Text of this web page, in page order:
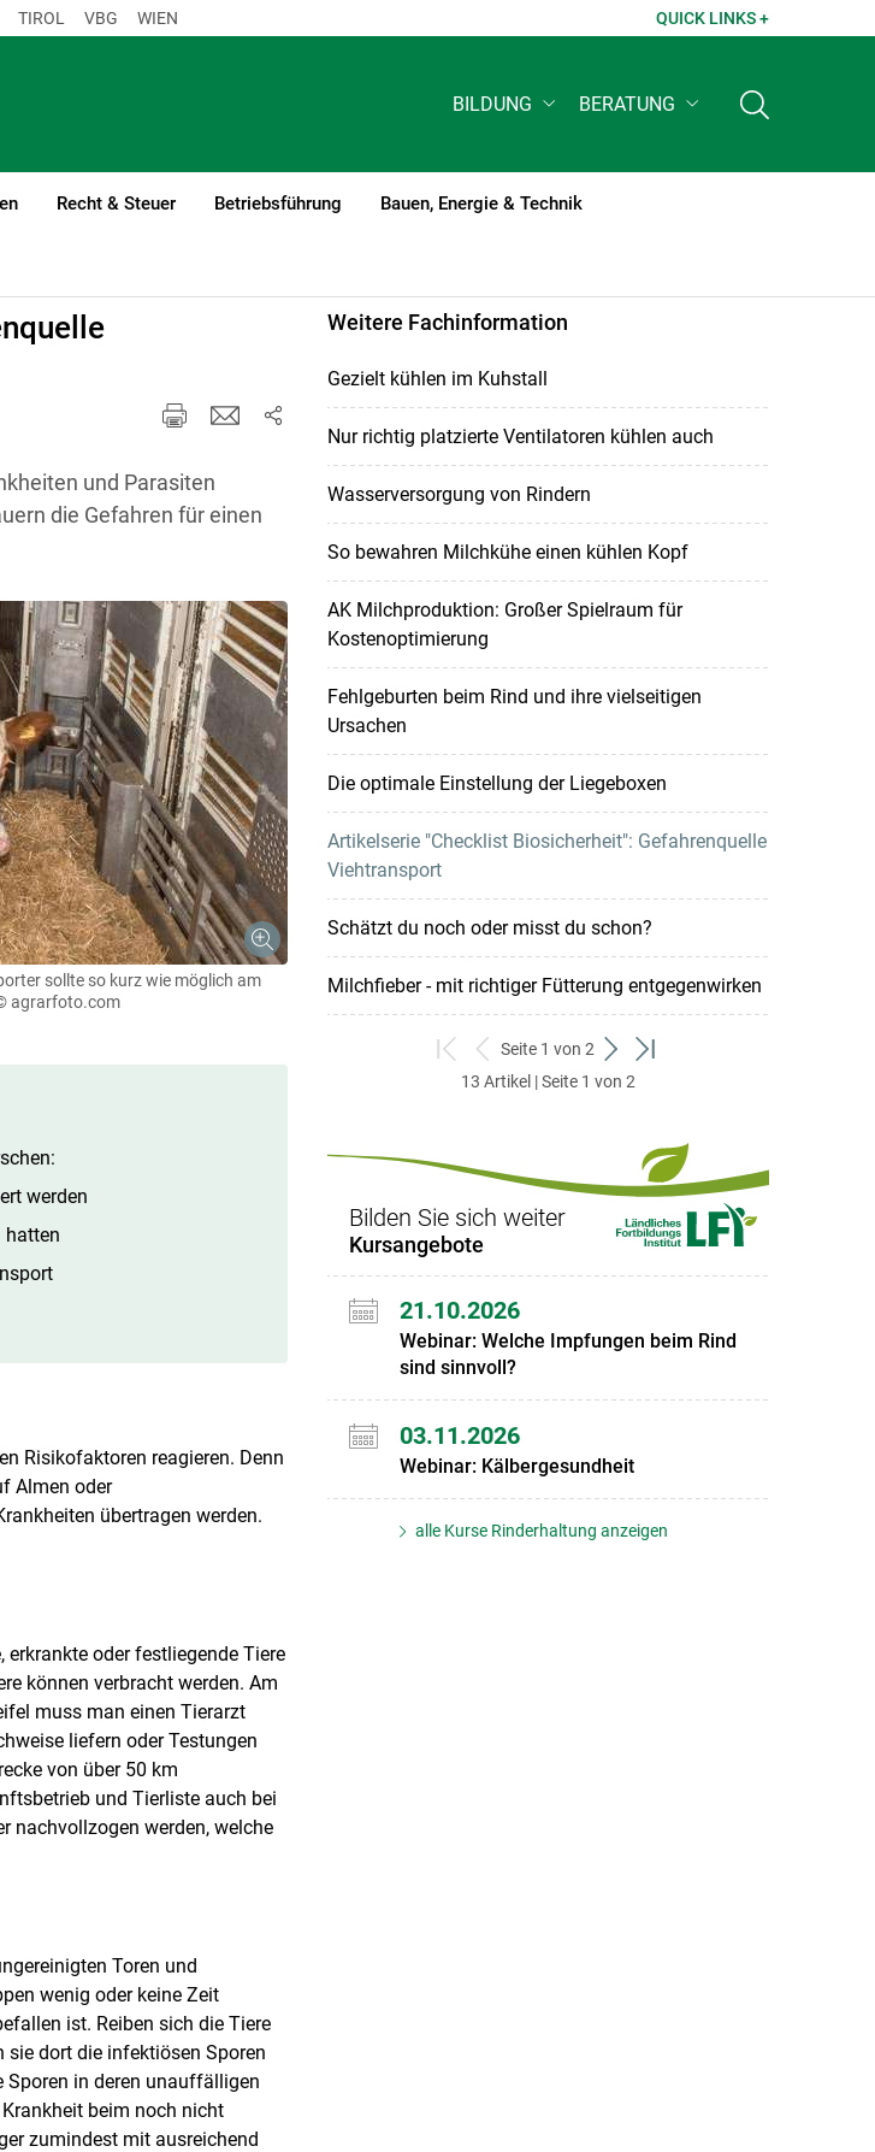
TIROL VBG WIEN QUICK LINKS +
BILDUNG BERATUNG
Recht & Steuer Betriebsführung Bauen, Energie & Technik
und Parasiten
die Gefahren für einen
sollte so kurz wie möglich am
agrarfoto.com
werden
hatten
Risikofaktoren reagieren. Denn
Almen oder
übertragen werden.
oder festliegende Tiere
können verbracht werden. Am
muss man einen Tierarzt
liefern oder Testungen
von über 50 km
und Tierliste auch bei
nachvollzogen werden, welche
Toren und
wenig oder keine Zeit
ist. Reiben sich die Tiere
sie dort die infektiösen Sporen
Sporen in deren unauffälligen
beim noch nicht
zumindest mit ausreichend
Weitere Fachinformation
Gezielt kühlen im Kuhstall
Nur richtig platzierte Ventilatoren kühlen auch
Wasserversorgung von Rindern
So bewahren Milchkühe einen kühlen Kopf
AK Milchproduktion: Großer Spielraum für
Kostenoptimierung
Fehlgeburten beim Rind und ihre vielseitigen
Ursachen
Die optimale Einstellung der Liegeboxen
Artikelserie "Checklist Biosicherheit": Gefahrenquelle
Viehtransport
Schätzt du noch oder misst du schon?
Milchfieber - mit richtiger Fütterung entgegenwirken
zum
ersten
zurück
zum
Seite 1 von 2
weiter
zum
zum
13 Artikel | Seite 1 von 2
Bilden Sie sich weiter
Kursangebote
21.10.2026
Webinar: Welche Impfungen beim Rind
sind sinnvoll?
03.11.2026
Webinar: Kälbergesundheit
alle Kurse Rinderhaltung anzeigen